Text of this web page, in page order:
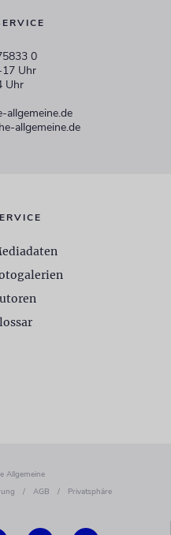
0
Uhr
Uhr
allgemeine.de
allgemeine.de
Allgemeine
/ AGB / Privatsphäre